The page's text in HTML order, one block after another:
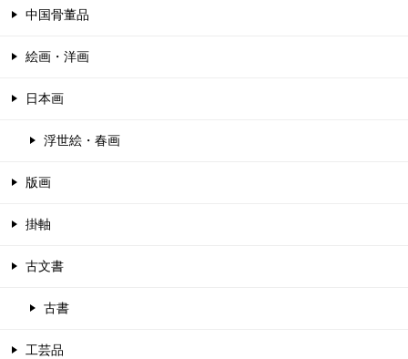
中国骨董品
絵画・洋画
日本画
浮世絵・春画
版画
掛軸
古文書
古書
工芸品